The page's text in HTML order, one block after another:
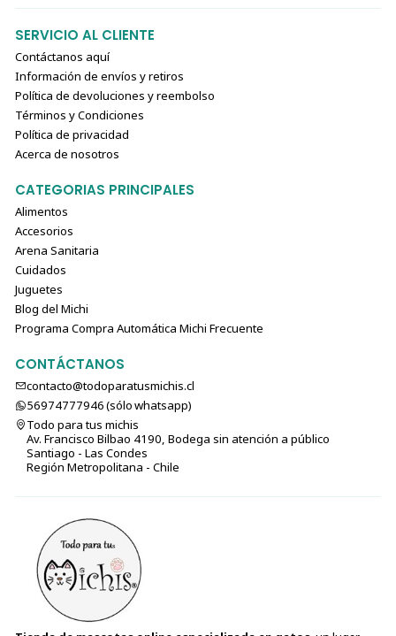
SERVICIO AL CLIENTE
Contáctanos aquí
Información de envíos y retiros
Política de devoluciones y reembolso
Términos y Condiciones
Política de privacidad
Acerca de nosotros
CATEGORIAS PRINCIPALES
Alimentos
Accesorios
Arena Sanitaria
Cuidados
Juguetes
Blog del Michi
Programa Compra Automática Michi Frecuente
CONTÁCTANOS
contacto@todoparatusmichis.cl
56974777946 (sólo⁣⁣⁣⁣⁣​​​​​​​​​​​​​​​ whatsapp)
Todo para tus michis
Av. Francisco Bilbao 4190, Bodega sin atención a público
Santiago - Las Condes
Región Metropolitana - Chile